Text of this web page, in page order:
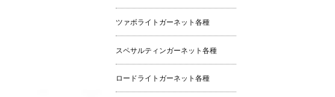
ツァボライトガーネット各種
スペサルティンガーネット各種
ロードライトガーネット各種